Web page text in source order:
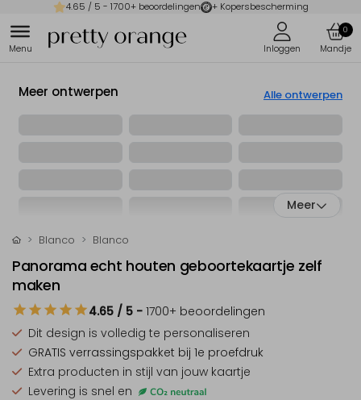
4.65 / 5 - 1700+ beoordelingen + Kopersbescherming
0
Meer ontwerpen Alle ontwerpen
Meer
Blanco Blanco
Panorama echt houten geboortekaartje zelf
maken
4.65 / 5 - 1700+ beoordelingen
Dit design is volledig te personaliseren
GRATIS verrassingspakket bij 1e proefdruk
Extra producten in stijl van jouw kaartje
Levering is snel en